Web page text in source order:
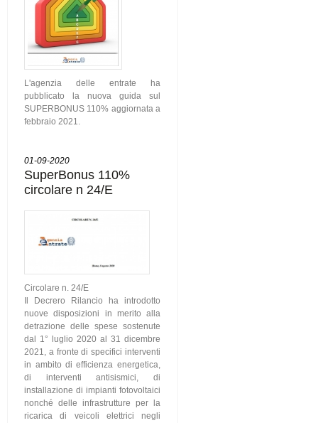
L'agenzia delle entrate ha
pubblicato la nuova guida sul
SUPERBONUS 110% aggiornata a
febbraio 2021.
01-09-2020
SuperBonus 110%
circolare n 24/E
Circolare n. 24/E
Il Decrero Rilancio ha introdotto
nuove disposizioni in merito alla
detrazione delle spese sostenute
dal 1° luglio 2020 al 31 dicembre
2021, a fronte di specifici interventi
in ambito di efficienza energetica,
di interventi antisismici, di
installazione di impianti fotovoltaici
nonché delle infrastrutture per la
ricarica di veicoli elettrici negli